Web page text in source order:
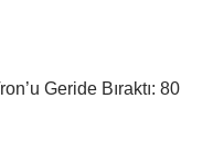
Geride Bıraktı: 80